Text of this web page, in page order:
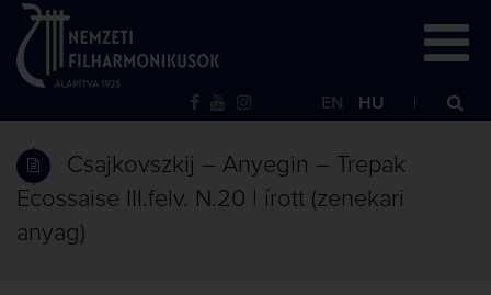
EN HU
Csajkovszkij – Anyegin – Trepak
Ecossaise III.felv. N.20 | írott (zenekari
anyag)